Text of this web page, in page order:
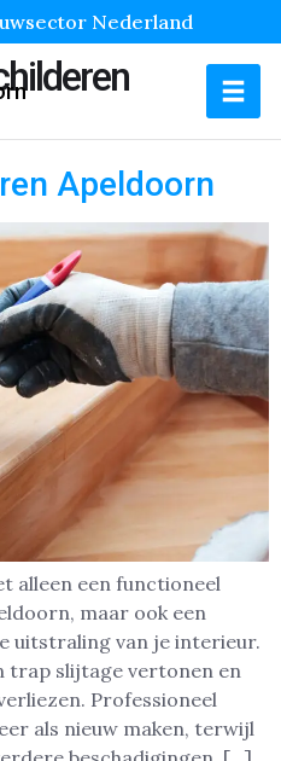
Nederland
Apeldoorn
alleen een functioneel
maar ook een
uitstraling van je interieur.
trap slijtage vertonen en
Professioneel
als nieuw maken, terwijl